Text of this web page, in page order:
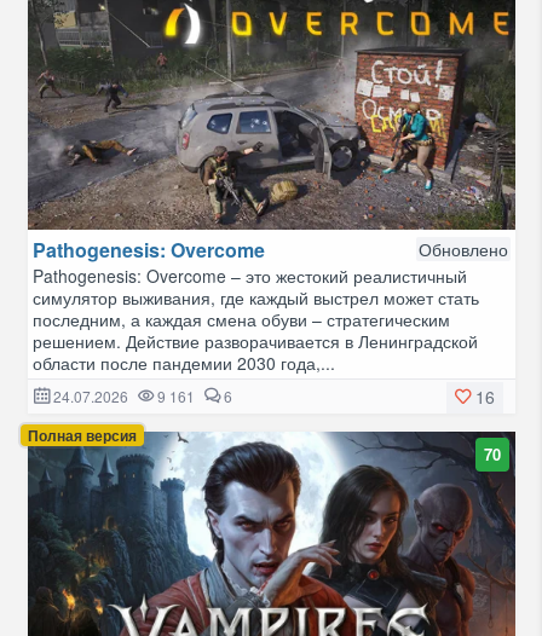
Pathogenesis: Overcome
Обновлено
Pathogenesis: Overcome – это жестокий реалистичный
симулятор выживания, где каждый выстрел может стать
последним, а каждая смена обуви – стратегическим
решением. Действие разворачивается в Ленинградской
области после пандемии 2030 года,...
16
24.07.2026 9 161 6
Полная версия
70